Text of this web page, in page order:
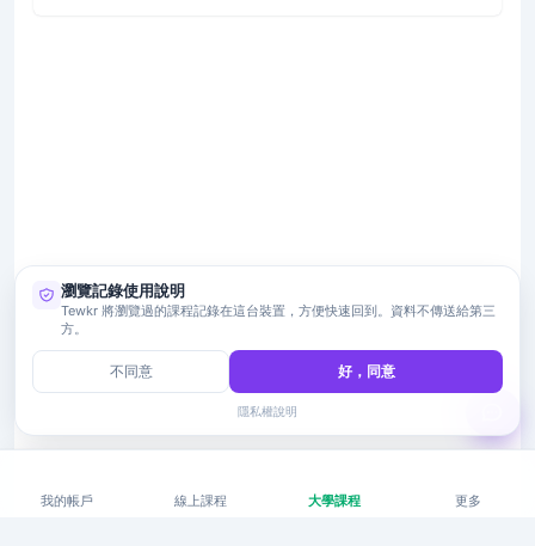
我的帳戶 線上課程 大學課程 更多
瀏覽記錄使用說明
Tewkr 將瀏覽過的課程記錄在這台裝置，方便快速回到。資料不傳送給第三
方。
不同意 好，同意
隱私權說明